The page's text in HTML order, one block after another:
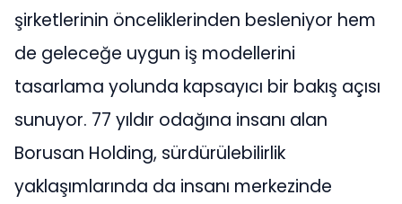
şirketlerinin önceliklerinden besleniyor hem
de geleceğe uygun iş modellerini
tasarlama yolunda kapsayıcı bir bakış açısı
sunuyor. 77 yıldır odağına insanı alan
Borusan Holding, sürdürülebilirlik
yaklaşımlarında da insanı merkezinde